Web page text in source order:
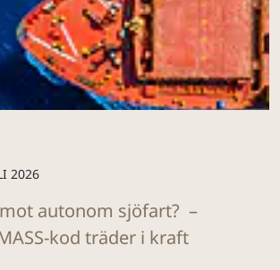
2026
autonom sjöfart? –
kod träder i kraft